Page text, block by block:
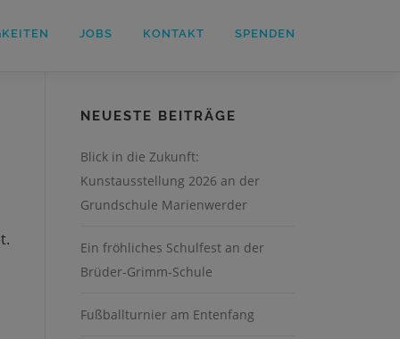
JOBS KONTAKT SPENDEN
NEUESTE BEITRÄGE
Blick in die Zukunft:
Kunstausstellung 2026 an der
Grundschule Marienwerder
Ein fröhliches Schulfest an der
Brüder-Grimm-Schule
Fußballturnier am Entenfang